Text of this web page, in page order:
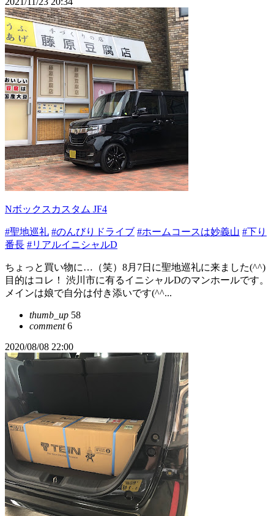
Nボックスカスタム JF4
#聖地巡礼 #のんびりドライブ #ホームコースは妙義山 #下り
番長 #リアルイニシャルD
ちょっと買い物に…（笑）8月7日に聖地巡礼に来ました(^^)
目的はコレ！ 渋川市に有るイニシャルDのマンホールです。
メインは娘で自分は付き添いです(^^...
thumb_up 58
comment6
2020/08/08 22:00